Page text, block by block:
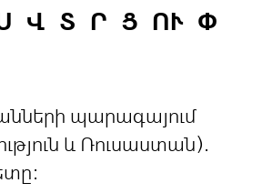
Վ Տ Ր Ց ՈՒ Փ
պարագայում
և Ռուսաստան).